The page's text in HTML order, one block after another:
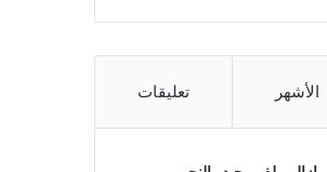
الأشهر تعليقات